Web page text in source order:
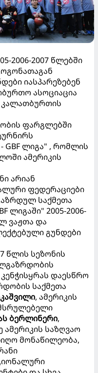
2006-2007 წლებში
იასპარეზებენ
ასოციაცია
კალათბურთის
ფარგლებში
GBF ლიგა" , რომლის
ამერიკის
არიან
ფედერაციები
საქმეთა
ლიგაში" 2005-2006-
ვაჟთა და
გუნდები
წლის სეზონის
დაესწრო
საქმეთა
, ამერიკის
ბერლინერი,
საზღვაო
მონაწილეობა,